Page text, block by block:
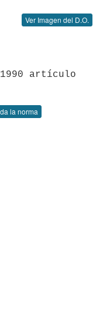
Ver Imagen del D.O.
la norma